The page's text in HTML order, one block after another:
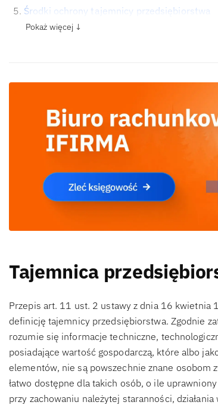
Środki ochrony tajemnicy przedsiębiorstwa
Pokaż więcej ↓
Tajemnica
Przepis art. 11 ust. 2 ustawy z dnia 16 kwietnia
definicję tajemnicy przedsiębiorstwa. Zgodnie
rozumie się informacje techniczne,
posiadające wartość gospodarczą, które albo
elementów, nie są powszechnie znane osobom
łatwo dostępne dla takich osób, o ile
przy zachowaniu należytej staranności,